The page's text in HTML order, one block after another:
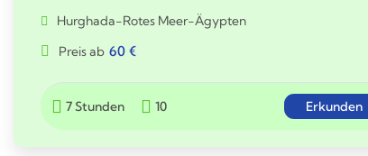
Hurghada-Rotes Meer-Ägypten
Preis ab 60 €
7 Stunden 10 Erkunden